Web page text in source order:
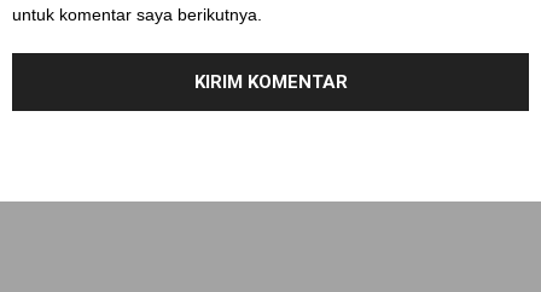
untuk komentar saya berikutnya.